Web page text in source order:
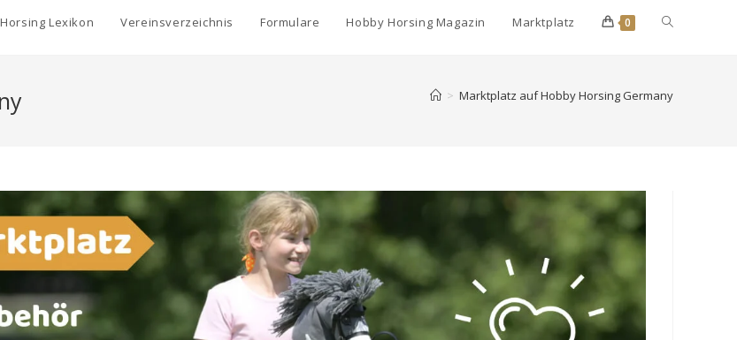
Lexikon Vereinsverzeichnis Formulare Hobby Horsing Magazin Marktplatz 0 Website-
> Marktplatz auf Hobby Horsing Germany